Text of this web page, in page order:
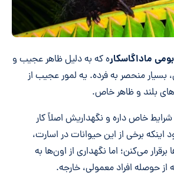
ماداگاسکاره که به دلیل ظاهر عجیب و
منحصر به فرده. یه لمور عجیب از
بلند و ظاهر خاص.
خاص داره و نگهداریش اصلاً کار
برخی از این حیوانات در اسارت،
برقرار می‌کنن؛ اما نگهداری از اون‌ها به
از حوصله افراد معمولی، خارجه.